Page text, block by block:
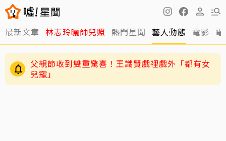
最新文章 林志玲曬帥兒照 熱門星聞 藝人動態 電影
父親節收到雙重驚喜！王識賢戲裡戲外「都有女
兒寵」